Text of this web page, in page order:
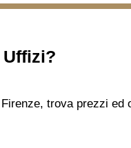
Uffizi?
trova prezzi ed